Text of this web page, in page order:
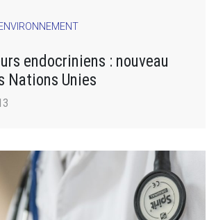
endocriniens : nouveau
Nations Unies